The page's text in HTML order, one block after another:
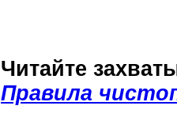
Читайте
Правила